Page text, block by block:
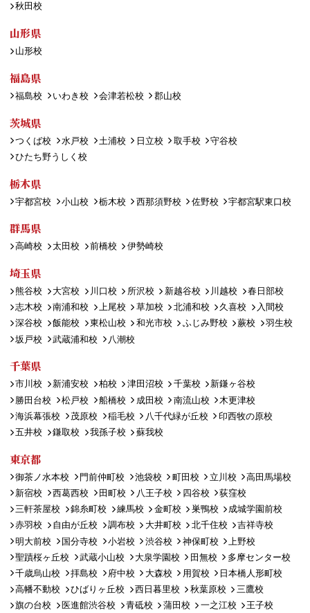
秋田校
山形県
山形校
福島県
福島校 いわき校 会津若松校 郡山校
茨城県
つくば校 水戸校 土浦校 日立校 取手校
守谷校
ひたち野うしく校
栃木県
宇都宮校 小山校 栃木校 西那須野校 佐野校 宇都宮駅東口校
群馬県
高崎校 太田校 前橋校 伊勢崎校
埼玉県
熊谷校 大宮校 川口校 所沢校 新越谷校 川越校
春日部校
志木校
南浦和校 上尾校 草加校 北浦和校 久喜校
入間校
深谷校
飯能校 東松山校 和光市校 ふじみ野校 蕨校
羽生校
坂戸校
武蔵浦和校 八潮校
千葉県
市川校 新浦安校 柏校 津田沼校 千葉校
新鎌ヶ谷校
勝田台校
松戸校 船橋校 成田校 南流山校
木更津校
海浜幕張校
茂原校 稲毛校 八千代緑が丘校
印西牧の原校
五井校
鎌取校 我孫子校 蘇我校
東京都
御茶ノ水本校 門前仲町校 池袋校 町田校 立川校
高田馬場校
新宿校
西葛西校 田町校 八王子校 四谷校
荻窪校
三軒茶屋校
錦糸町校 練馬校 金町校 巣鴨校
成城学園前校
赤羽校
自由が丘校 調布校 大井町校 北千住校
吉祥寺校
明大前校
国分寺校 小岩校 渋谷校 神保町校
上野校
聖蹟桜ヶ丘校
武蔵小山校 大泉学園校 田無校
多摩センター校
千歳烏山校
拝島校 府中校 大森校 用賀校
日本橋人形町校
高幡不動校
ひばりヶ丘校 西日暮里校 秋葉原校
三鷹校
旗の台校
医進館渋谷校 青砥校 蒲田校 一之江校 王子校